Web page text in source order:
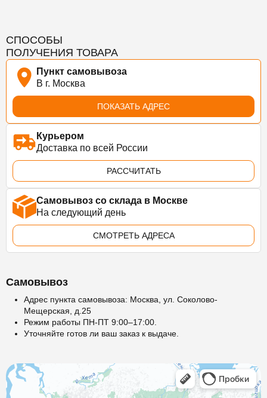
СПОСОБЫ
ПОЛУЧЕНИЯ ТОВАРА
Пункт самовывоза
В г. Москва
ПОКАЗАТЬ АДРЕС
Курьером
Доставка по всей России
РАССЧИТАТЬ
Самовывоз со склада в Москве
На следующий день
СМОТРЕТЬ АДРЕСА
Самовывоз
Адрес пункта самовывоза: Москва, ул. Соколово-
Мещерская, д.25
Режим работы ПН-ПТ 9:00–17:00.
Уточняйте готов ли ваш заказ к выдаче.